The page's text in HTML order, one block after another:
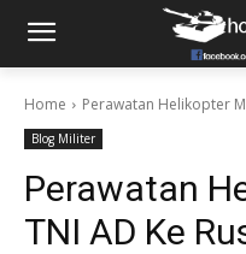
Home Perawatan Helikopter
Blog Militer
Perawatan
TNI AD Ke